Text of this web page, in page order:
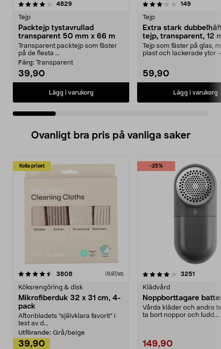
4829recensioner
Tejp
Packtejp tystavrullad
transparent 50 mm x 66 m
Transparent packtejp som fäster
på de flesta ...
Färg: Transparent
39,90
Lägg i varukorg
3.5 av 5 stjärnor 149
Tejp
Extra stark
tejp, transparent, 12
2,5 m
Tejp som fäster på glas,
plast och lackerade ytor
59,90
Lägg i varukorg
4.5 av 5 stjärnor
Ovanligt bra pris på vanliga saker
Kolla priset
3808recensioner (9,97/st)
Köksrengöring & disk
Mikrofiberduk 32 x 31 cm, 4-
pack
Aftonbladets "självklara favorit” i
test av d...
Utförande: Grå/beige
39,90
-25%
4.0av 5 stjärnor 3251
Klädvård
Noppborttagare
Vårda kläder och andra
ta bort noppor och ludd.
149,90
4.5av 5 stjärnor